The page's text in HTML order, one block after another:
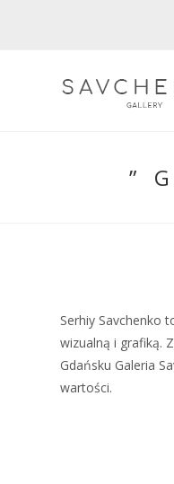
”
Serhiy Savchenko
wizualną i grafiką.
Gdańsku Galeria
wartości.